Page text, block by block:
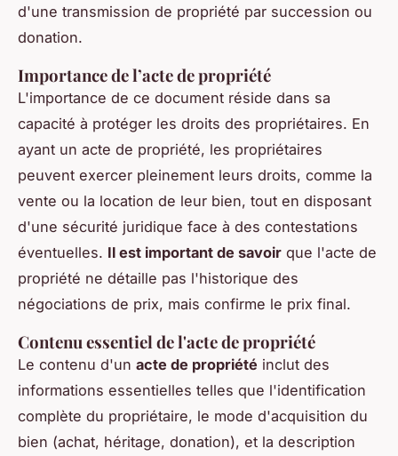
d'une transmission de propriété par succession ou
donation.
Importance de l’acte de propriété
L'importance de ce document réside dans sa
capacité à protéger les droits des propriétaires. En
ayant un acte de propriété, les propriétaires
peuvent exercer pleinement leurs droits, comme la
vente ou la location de leur bien, tout en disposant
d'une sécurité juridique face à des contestations
éventuelles. Il est important de savoir que l'acte de
propriété ne détaille pas l'historique des
négociations de prix, mais confirme le prix final.
Contenu essentiel de l'acte de propriété
Le contenu d'un acte de propriété inclut des
informations essentielles telles que l'identification
complète du propriétaire, le mode d'acquisition du
bien (achat, héritage, donation), et la description